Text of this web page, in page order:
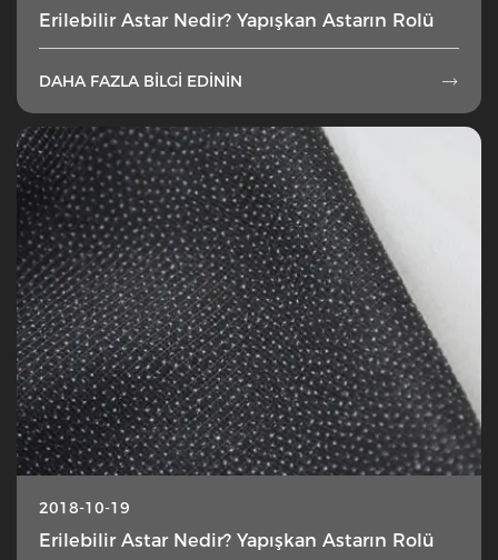
Erilebilir Astar Nedir? Yapışkan Astarın Rolü
DAHA FAZLA BILGI EDININ 
2018-10-19
Erilebilir Astar Nedir? Yapışkan Astarın Rolü